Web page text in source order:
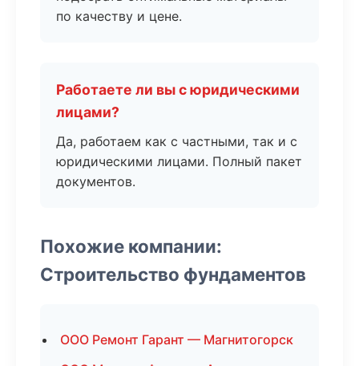
по качеству и цене.
Работаете ли вы с юридическими
лицами?
Да, работаем как с частными, так и с
юридическими лицами. Полный пакет
документов.
Похожие компании:
Строительство фундаментов
ООО Ремонт Гарант — Магнитогорск